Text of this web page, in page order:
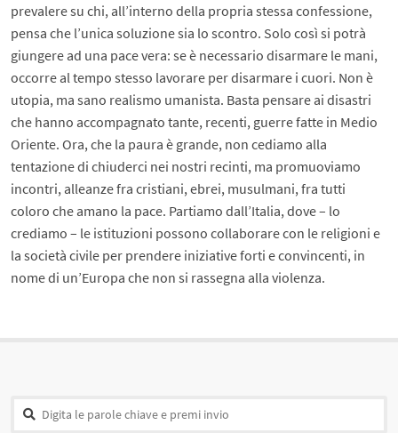
prevalere su chi, all’interno della propria stessa confessione,
pensa che l’unica soluzione sia lo scontro. Solo così si potrà
giungere ad una pace vera: se è necessario disarmare le mani,
occorre al tempo stesso lavorare per disarmare i cuori. Non è
utopia, ma sano realismo umanista. Basta pensare ai disastri
che hanno accompagnato tante, recenti, guerre fatte in Medio
Oriente. Ora, che la paura è grande, non cediamo alla
tentazione di chiuderci nei nostri recinti, ma promuoviamo
incontri, alleanze fra cristiani, ebrei, musulmani, fra tutti
coloro che amano la pace. Partiamo dall’Italia, dove – lo
crediamo – le istituzioni possono collaborare con le religioni e
la società civile per prendere iniziative forti e convincenti, in
nome di un’Europa che non si rassegna alla violenza.